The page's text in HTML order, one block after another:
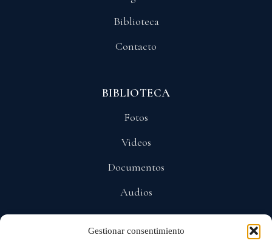
Gestionar consentimiento
Biblioteca
Contacto
BIBLIOTECA
Fotos
Videos
Documentos
Audios